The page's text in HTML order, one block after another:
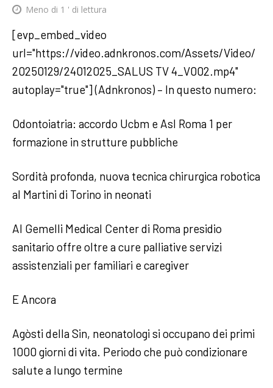
Meno di 1 ' di lettura
[evp_embed_video
url="https://video.adnkronos.com/Assets/Video/
20250129/24012025_SALUS TV 4_V002.mp4"
autoplay="true"] (Adnkronos) – In questo numero:
Odontoiatria: accordo Ucbm e Asl Roma 1 per
formazione in strutture pubbliche
Sordità profonda, nuova tecnica chirurgica robotica
al Martini di Torino in neonati
Al Gemelli Medical Center di Roma presidio
sanitario offre oltre a cure palliative servizi
assistenziali per familiari e caregiver
E Ancora
Agòsti della Sin, neonatologi si occupano dei primi
1000 giorni di vita. Periodo che può condizionare
salute a lungo termine